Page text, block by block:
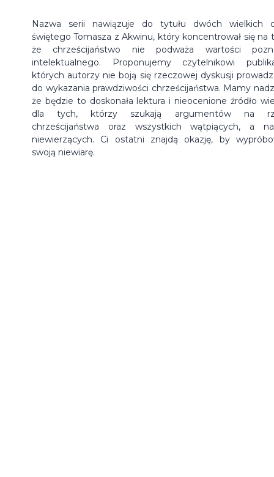
Nazwa serii nawiązuje do tytułu dwóch wielkich
świętego Tomasza z Akwinu, który koncentrował się na
że chrześcijaństwo nie podważa wartości
intelektualnego. Proponujemy czytelnikowi
których autorzy nie boją się rzeczowej dyskusji
do wykazania prawdziwości chrześcijaństwa. Mamy
że będzie to doskonała lektura i nieocenione źródło
dla tych, którzy szukają argumentów na
chrześcijaństwa oraz wszystkich wątpiących, a
niewierzących. Ci ostatni znajdą okazję, by
swoją niewiarę.